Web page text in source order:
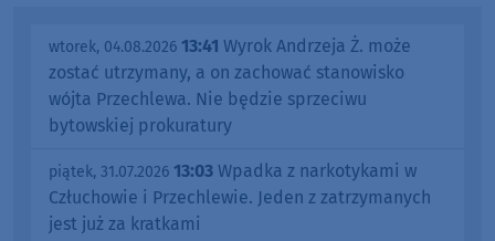
wtorek, 04.08.2026 13:41 Wyrok Andrzeja Ż. może
zostać utrzymany, a on zachować stanowisko
wójta Przechlewa. Nie będzie sprzeciwu
bytowskiej prokuratury
piątek, 31.07.2026 13:03 Wpadka z narkotykami w
Człuchowie i Przechlewie. Jeden z zatrzymanych
jest już za kratkami